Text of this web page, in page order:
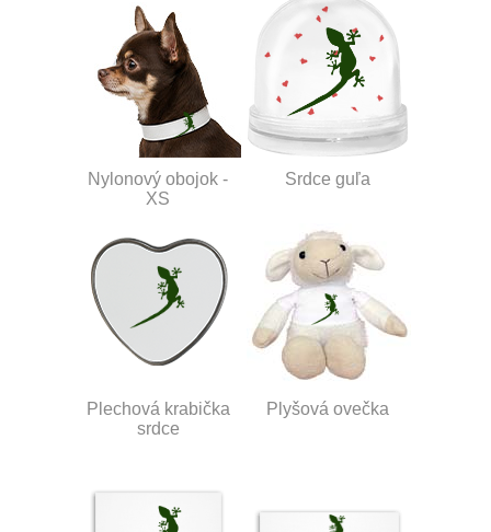
Nylonový obojok -
XS
Srdce guľa
Plechová krabička
srdce
Plyšová ovečka